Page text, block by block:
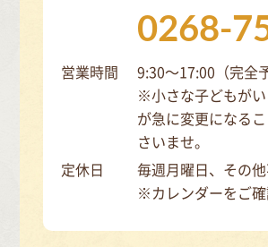
0268-
営業時間
9:30～17:00（完全
※小さな子どもが
が急に変更になる
さいませ。
定休日
毎週月曜日、その
※カレンダーをご